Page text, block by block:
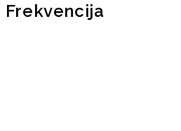
Frekvencija